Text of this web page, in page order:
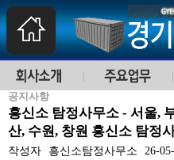
공지사항
흥신소 탐정사무소 - 서울,
산, 수원, 창원 흥신소 탐정
작성자 흥신소탐정사무소 26-